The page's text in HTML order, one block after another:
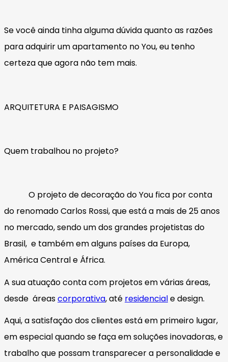
Se você ainda tinha alguma dúvida quanto as razões
para adquirir um apartamento no You, eu tenho
certeza que agora não tem mais.
ARQUITETURA E PAISAGISMO
Quem trabalhou no projeto?
O projeto de decoração do You fica por conta
do renomado Carlos Rossi, que está a mais de 25 anos
no mercado, sendo um dos grandes projetistas do
Brasil, e também em alguns países da Europa,
América Central e África.
A sua atuação conta com projetos em várias áreas,
desde áreascorporativa, até residenciale design.
Aqui, a satisfação dos clientes está em primeiro lugar,
em especial quando se faça em soluções inovadoras, e
trabalho que possam transparecer a personalidade e